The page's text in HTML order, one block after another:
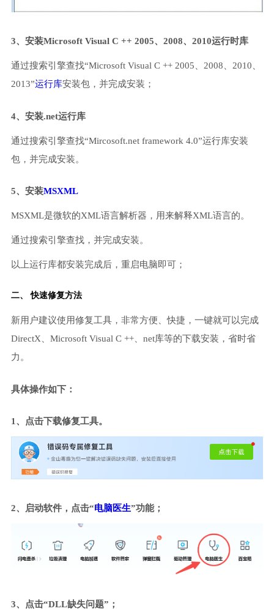
3、安装Microsoft Visual C ++ 2005、2008、2010运行时库
通过搜索引擎查找“Microsoft Visual C ++ 2005、2008、2010、
2013”运行库安装包，并完成安装；
4、安装.net运行库
通过搜索引擎查找“Mircosoft.net framework 4.0”运行库安装
包，并完成安装。
5、安装MSXML
MSXML是微软的XML语言解析器，用来解释XML语言的。
通过搜索引擎查找，并完成安装。
以上运行库都安装完成后，重启电脑即可；
二、 快速修复方法
新用户建议使用修复工具，非常方便、快捷，一键就可以完成
DirectX、Microsoft Visual C ++、net库等的下载安装，省时省
力。
具体操作如下：
1、点击下载修复工具。
2、启动软件，点击“电脑医生”功能；
3、点击“DLL缺失问题”；